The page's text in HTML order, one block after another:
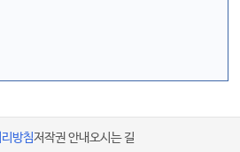
방침저작권 안내오시는 길